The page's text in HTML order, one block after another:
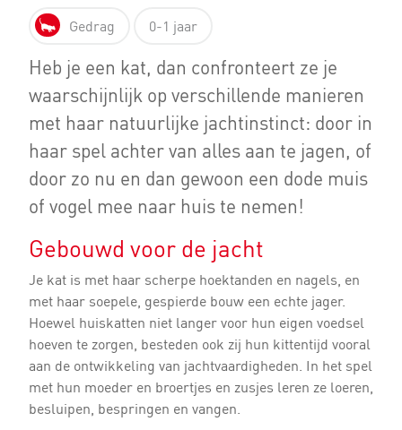
Gedrag 0-1 jaar
Heb je een kat, dan confronteert ze je
waarschijnlijk op verschillende manieren
met haar natuurlijke jachtinstinct: door in
haar spel achter van alles aan te jagen, of
door zo nu en dan gewoon een dode muis
of vogel mee naar huis te nemen!
Gebouwd voor de jacht
Je kat is met haar scherpe hoektanden en nagels, en
met haar soepele, gespierde bouw een echte jager.
Hoewel huiskatten niet langer voor hun eigen voedsel
hoeven te zorgen, besteden ook zij hun kittentijd vooral
aan de ontwikkeling van jachtvaardigheden. In het spel
met hun moeder en broertjes en zusjes leren ze loeren,
besluipen, bespringen en vangen.